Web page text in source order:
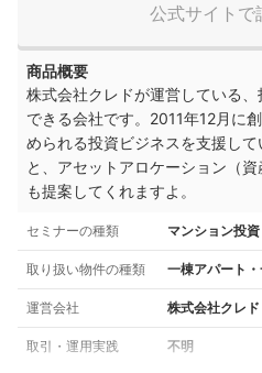
公式サイトで
商品概要
株式会社クレドが運営している
できる会社です。2011年12月に
められる投資ビジネスを支援し
と、アセットアロケーション（
も提案してくれますよ。
セミナーの種類 マンション投資
取り扱い物件の種類 一棟アパート
運営会社 株式会社クレド
取引・運用実践 不明